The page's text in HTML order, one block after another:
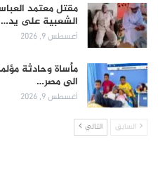
مقتل معتمد
الشعبية على يد…
أغسطس 9, 2026
مأساة وحادثة
الى مصر…
أغسطس 9, 2026
السابق التالي